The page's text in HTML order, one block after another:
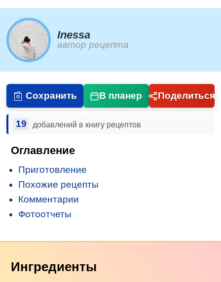
Inessa
автор рецепта
Сохранить В планер Поделиться
19 добавлений в книгу рецептов
Оглавление
Приготовление
Похожие рецепты
Комментарии
Фотоотчеты
Ингредиенты